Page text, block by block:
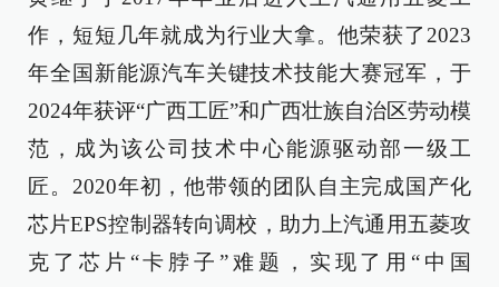
作，短短几年就成为行业大拿。他荣获了2023
年全国新能源汽车关键技术技能大赛冠军，于
2024年获评“广西工匠”和广西壮族自治区劳动模
范，成为该公司技术中心能源驱动部一级工
匠。2020年初，他带领的团队自主完成国产化
芯片EPS控制器转向调校，助力上汽通用五菱攻
克了芯片“卡脖子”难题，实现了用“中国